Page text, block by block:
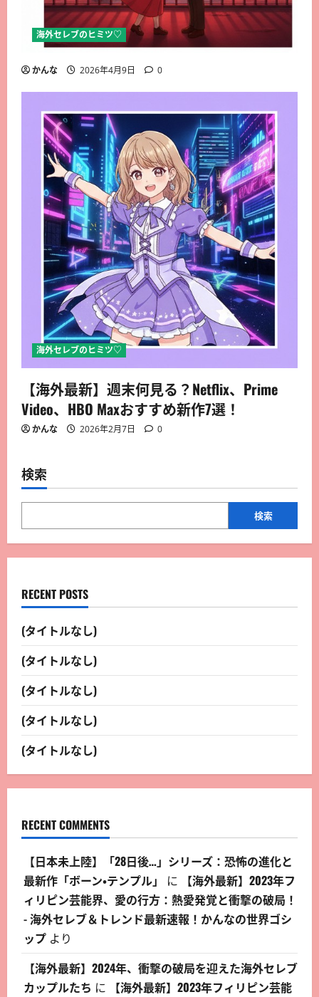
海外セレブのヒミツ♡
かんな 2026年4月9日 0
海外セレブのヒミツ♡
【海外最新】週末何見る？Netflix、Prime
Video、HBO Maxおすすめ新作7選！
かんな 2026年2月7日 0
検索
検索
RECENT POSTS
(タイトルなし)
(タイトルなし)
(タイトルなし)
(タイトルなし)
(タイトルなし)
RECENT COMMENTS
【日本未上陸】「28日後…」シリーズ：恐怖の進化と
最新作「ボーン・テンプル」
に
【海外最新】2023年フ
ィリピン芸能界、愛の行方：熱愛発覚と衝撃の破局！
- 海外セレブ＆トレンド最新速報！かんなの世界ゴシ
ップ より
【海外最新】2024年、衝撃の破局を迎えた海外セレブ
カップルたち に
【海外最新】2023年フィリピン芸能